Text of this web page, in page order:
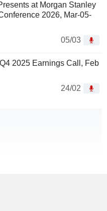
at Morgan Stanley
2026, Mar-05-
05/03
2025 Earnings Call, Feb
24/02